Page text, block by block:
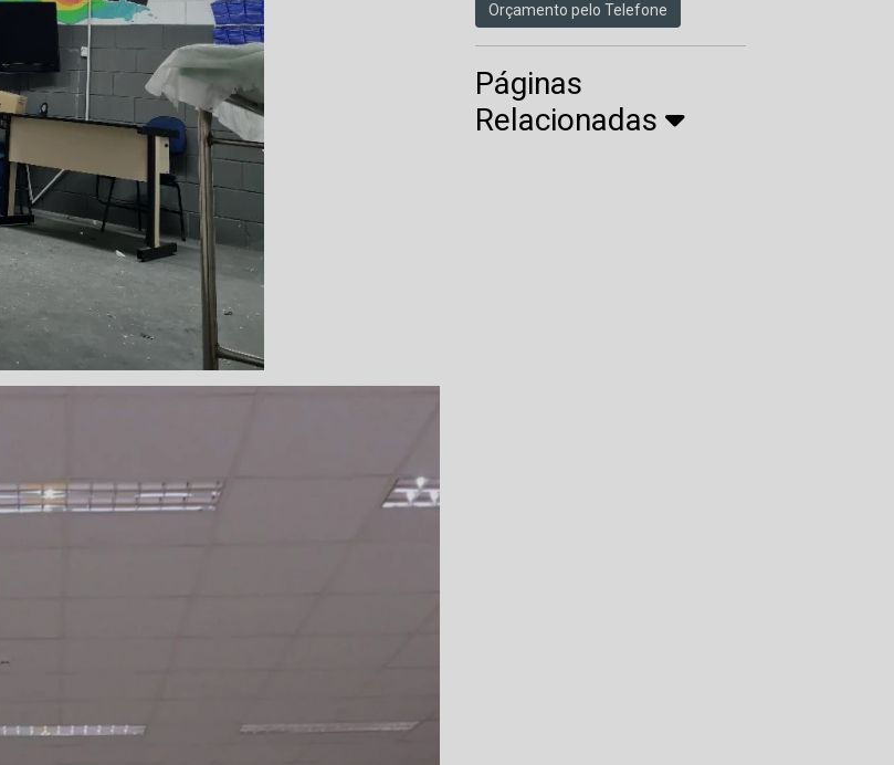
Orçamento pelo Telefone
Páginas
Relacionadas